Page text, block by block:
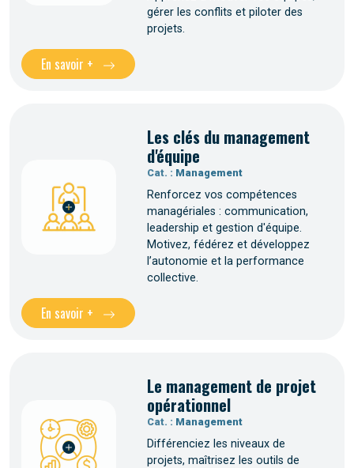
gérer les conflits et piloter des
projets.
En savoir +
Les clés du management
d'équipe
Cat. : Management
Renforcez vos compétences
managériales : communication,
leadership et gestion d'équipe.
Motivez, fédérez et développez
l’autonomie et la performance
collective.
En savoir +
Le management de projet
opérationnel
Cat. : Management
Différenciez les niveaux de
projets, maîtrisez les outils de